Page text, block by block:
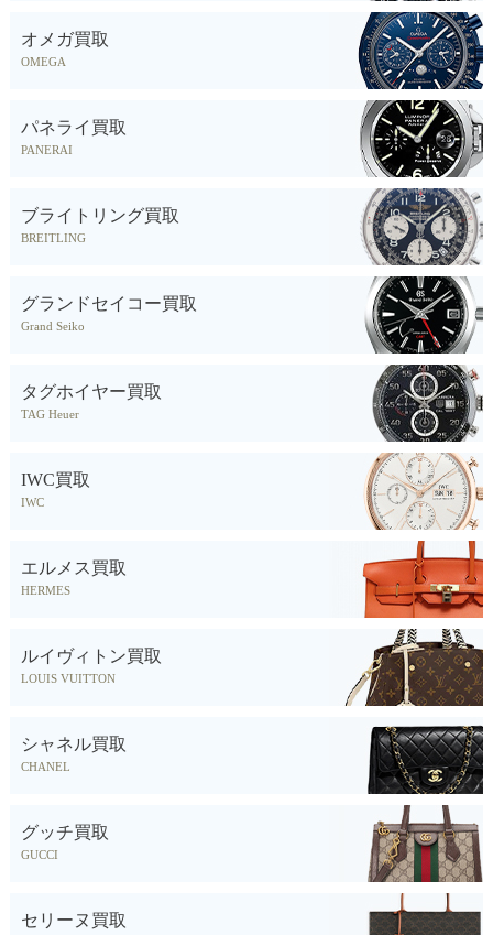
オメガ買取
OMEGA
パネライ買取
PANERAI
ブライトリング買取
BREITLING
グランドセイコー買取
Grand Seiko
タグホイヤー買取
TAG Heuer
IWC買取
IWC
エルメス買取
HERMES
ルイヴィトン買取
LOUIS VUITTON
シャネル買取
CHANEL
グッチ買取
GUCCI
セリーヌ買取